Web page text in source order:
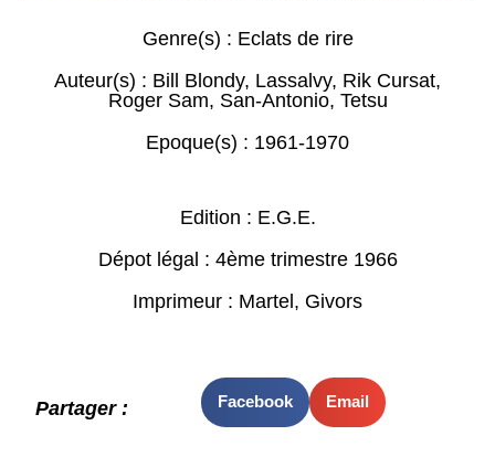
Genre(s) : Eclats de rire
Auteur(s) : Bill Blondy, Lassalvy, Rik Cursat,
Roger Sam, San-Antonio, Tetsu
Epoque(s) : 1961-1970
Edition : E.G.E.
Dépot légal : 4ème trimestre 1966
Imprimeur : Martel, Givors
Partager : Facebook Email